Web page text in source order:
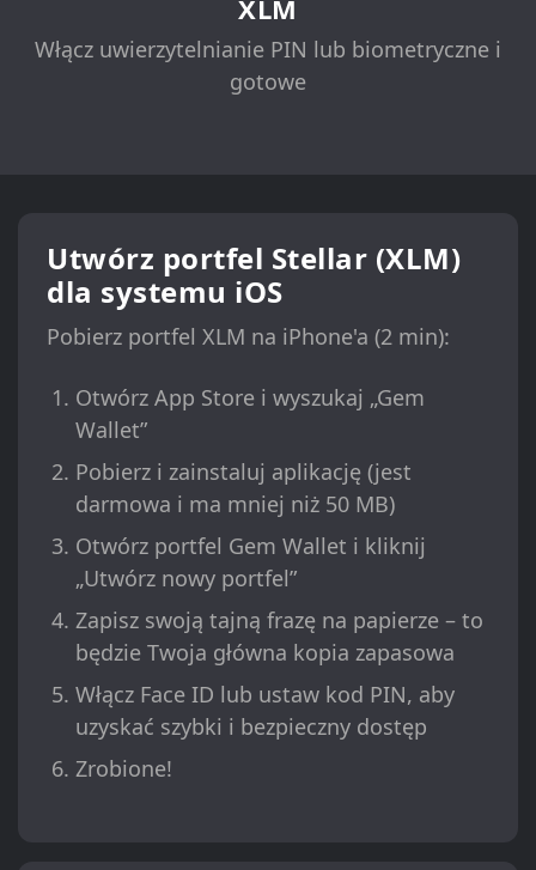
XLM
Włącz uwierzytelnianie PIN lub biometryczne i
gotowe
Utwórz portfel Stellar (XLM)
dla systemu iOS
Pobierz portfel XLM na iPhone'a (2 min):
Otwórz App Store i wyszukaj „Gem
Wallet”
Pobierz i zainstaluj aplikację (jest
darmowa i ma mniej niż 50 MB)
Otwórz portfel Gem Wallet i kliknij
„Utwórz nowy portfel”
Zapisz swoją tajną frazę na papierze – to
będzie Twoja główna kopia zapasowa
Włącz Face ID lub ustaw kod PIN, aby
uzyskać szybki i bezpieczny dostęp
Zrobione!